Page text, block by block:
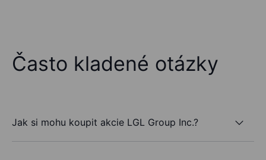
Často kladené otázky
Jak si mohu koupit akcie LGL Group Inc.?